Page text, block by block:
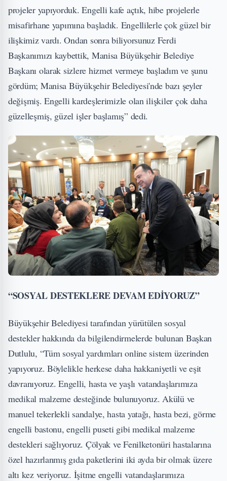
projeler yapıyorduk. Engelli kafe açtık, hibe projelerle
misafirhane yapımına başladık. Engellilerle çok güzel bir
ilişkimiz vardı. Ondan sonra biliyorsunuz Ferdi
Başkanımızı kaybettik, Manisa Büyükşehir Belediye
Başkanı olarak sizlere hizmet vermeye başladım ve şunu
gördüm; Manisa Büyükşehir Belediyesi'nde bazı şeyler
değişmiş. Engelli kardeşlerimizle olan ilişkiler çok daha
güzelleşmiş, güzel işler başlamış” dedi.
“SOSYAL DESTEKLERE DEVAM EDİYORUZ”
Büyükşehir Belediyesi tarafından yürütülen sosyal
destekler hakkında da bilgilendirmelerde bulunan Başkan
Dutlulu, “Tüm sosyal yardımları online sistem üzerinden
yapıyoruz. Böylelikle herkese daha hakkaniyetli ve eşit
davranıyoruz. Engelli, hasta ve yaşlı vatandaşlarımıza
medikal malzeme desteğinde bulunuyoruz. Akülü ve
manuel tekerlekli sandalye, hasta yatağı, hasta bezi, görme
engelli bastonu, engelli puseti gibi medikal malzeme
destekleri sağlıyoruz. Çölyak ve Fenilketonüri hastalarına
özel hazırlanmış gıda paketlerini iki ayda bir olmak üzere
altı kez veriyoruz. İşitme engelli vatandaşlarımıza